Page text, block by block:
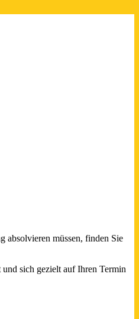
absolvieren müssen, finden Sie
sich gezielt auf Ihren Termin